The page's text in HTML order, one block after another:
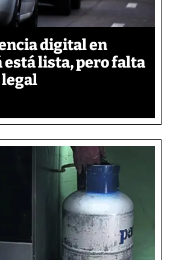
digital en
está lista, pero falta